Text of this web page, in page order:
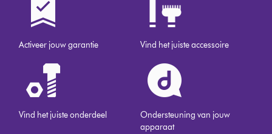
Activeer jouw garantie Vind het juiste accessoire
Vind het juiste onderdeel
Ondersteuning van jouw
apparaat